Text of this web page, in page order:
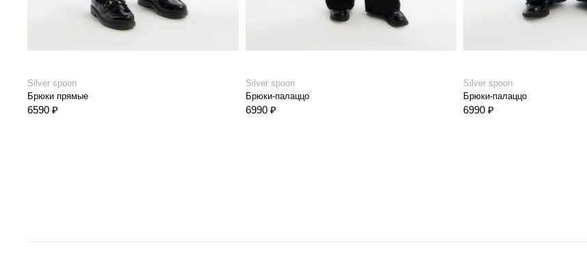
Silver spoon
Брюки прямые
6590 ₽
Silver spoon
Брюки-палаццо
6990 ₽
Silver spoon
Брюки-палаццо
6990 ₽